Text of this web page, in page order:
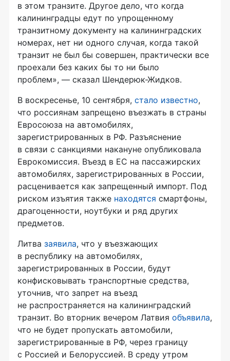
в этом транзите. Другое дело, что когда
калининградцы едут по упрощенному
транзитному документу на калининградских
номерах, нет ни одного случая, когда такой
транзит не был бы совершен, практически все
проехали без каких бы то ни было
проблем», — сказал Шендерюк-Жидков.
В воскресенье, 10 сентября, стало известно,
что россиянам запрещено въезжать в страны
Евросоюза на автомобилях,
зарегистрированных в РФ. Разъяснение
в связи с санкциями накануне опубликовала
Еврокомиссия. Въезд в ЕС на пассажирских
автомобилях, зарегистрированных в России,
расценивается как запрещенный импорт. Под
риском изъятия также находятся смартфоны,
драгоценности, ноутбуки и ряд других
предметов.
Литва заявила, что у въезжающих
в республику на автомобилях,
зарегистрированных в России, будут
конфисковывать транспортные средства,
уточнив, что запрет на въезд
не распространяется на калининградский
транзит. Во вторник вечером Латвия объявила,
что не будет пропускать автомобили,
зарегистрированные в РФ, через границу
с Россией и Белоруссией. В среду утром